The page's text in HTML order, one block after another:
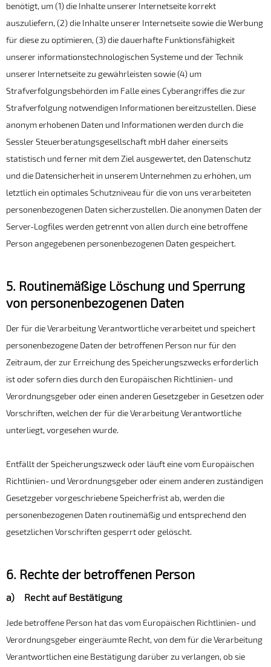
benötigt, um (1) die Inhalte unserer Internetseite korrekt
auszuliefern, (2) die Inhalte unserer Internetseite sowie die Werbung
für diese zu optimieren, (3) die dauerhafte Funktionsfähigkeit
unserer informationstechnologischen Systeme und der Technik
unserer Internetseite zu gewährleisten sowie (4) um
Strafverfolgungsbehörden im Falle eines Cyberangriffes die zur
Strafverfolgung notwendigen Informationen bereitzustellen. Diese
anonym erhobenen Daten und Informationen werden durch die
Sessler Steuerberatungsgesellschaft mbH daher einerseits
statistisch und ferner mit dem Ziel ausgewertet, den Datenschutz
und die Datensicherheit in unserem Unternehmen zu erhöhen, um
letztlich ein optimales Schutzniveau für die von uns verarbeiteten
personenbezogenen Daten sicherzustellen. Die anonymen Daten der
Server-Logfiles werden getrennt von allen durch eine betroffene
Person angegebenen personenbezogenen Daten gespeichert.
5. Routinemäßige Löschung und Sperrung
von personenbezogenen Daten
Der für die Verarbeitung Verantwortliche verarbeitet und speichert
personenbezogene Daten der betroffenen Person nur für den
Zeitraum, der zur Erreichung des Speicherungszwecks erforderlich
ist oder sofern dies durch den Europäischen Richtlinien- und
Verordnungsgeber oder einen anderen Gesetzgeber in Gesetzen oder
Vorschriften, welchen der für die Verarbeitung Verantwortliche
unterliegt, vorgesehen wurde.
Entfällt der Speicherungszweck oder läuft eine vom Europäischen
Richtlinien- und Verordnungsgeber oder einem anderen zuständigen
Gesetzgeber vorgeschriebene Speicherfrist ab, werden die
personenbezogenen Daten routinemäßig und entsprechend den
gesetzlichen Vorschriften gesperrt oder gelöscht.
6. Rechte der betroffenen Person
a) Recht auf Bestätigung
Jede betroffene Person hat das vom Europäischen Richtlinien- und
Verordnungsgeber eingeräumte Recht, von dem für die Verarbeitung
Verantwortlichen eine Bestätigung darüber zu verlangen, ob sie